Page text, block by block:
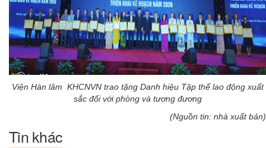
Viện Hàn lâm KHCNVN trao tặng Danh hiệu Tập thể lao động xuất
sắc đối với phòng và tương đương
(Nguồn tin: nhà xuất bản)
Tin khác